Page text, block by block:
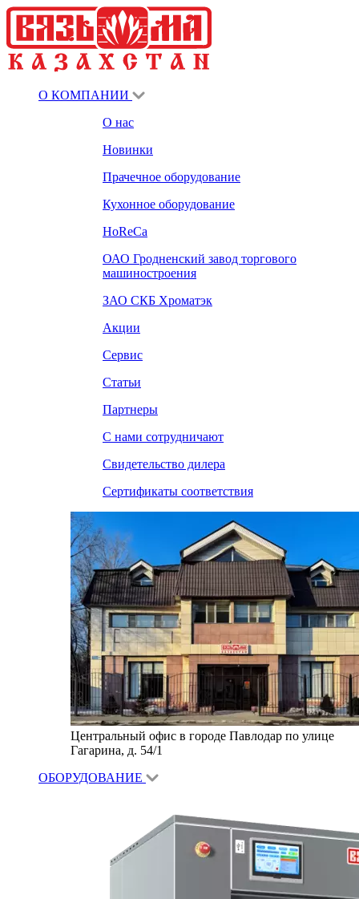
О КОМПАНИИ
О нас
Новинки
Прачечное оборудование
Кухонное оборудование
HoReCa
ОАО Гродненский завод торгового
машиностроения
ЗАО СКБ Хроматэк
Акции
Сервис
Статьи
Партнеры
С нами сотрудничают
Свидетельство дилера
Сертификаты соответствия
Центральный офис в городе Павлодар по улице
Гагарина, д. 54/1
ОБОРУДОВАНИЕ